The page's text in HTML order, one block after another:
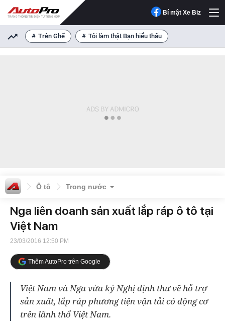
Bí mật Xe Biz
Trên Ghế Tôi làm thật Bạn hiểu thấu
Ô tô Trong nước
Nga liên doanh sản xuất lắp ráp ô tô tại
Việt Nam
23/03/2016 12:50 PM
Thêm AutoPro trên Google
Việt Nam và Nga vừa ký Nghị định thư về hỗ trợ
sản xuất, lắp ráp phương tiện vận tải có động cơ
trên lãnh thổ Việt Nam.